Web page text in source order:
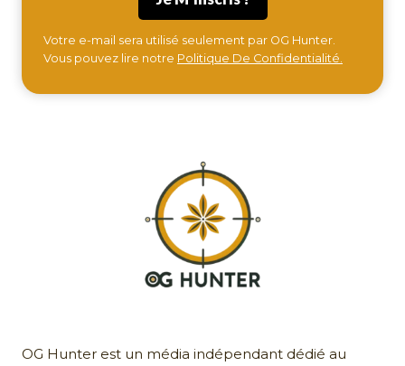
Votre e-mail sera utilisé seulement par OG Hunter.
Vous pouvez lire notre Politique De Confidentialité.
OG Hunter est un média indépendant dédié au